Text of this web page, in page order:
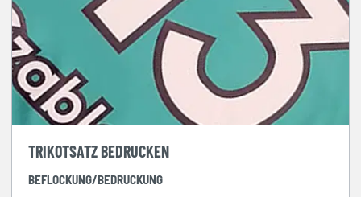
TRIKOTSATZ BEDRUCKEN
BEFLOCKUNG/BEDRUCKUNG